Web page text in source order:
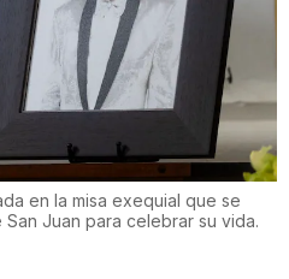
en la misa exequial que se
Juan para celebrar su vida.